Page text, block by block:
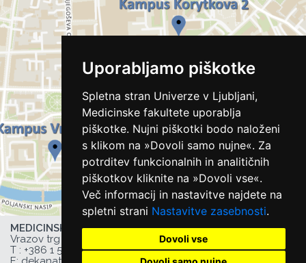
Uporabljamo piškotke
Spletna stran Univerze v Ljubljani,
Medicinske fakultete uporablja
piškotke. Nujni piškotki bodo naloženi
s klikom na »Dovoli samo nujne«. Za
potrditev funkcionalnih in analitičnih
piškotkov kliknite na »Dovoli vse«.
Več informacij in nastavitve najdete na
spletni strani Nastavitve zasebnosti.
Dovoli vse
MEDICINSKA FAKULTETA UL,
Vrazov trg 2, 1000 Ljubljana, Slovenija,
T : +386 1 543 77 00, F: +386 1 543 77 01,